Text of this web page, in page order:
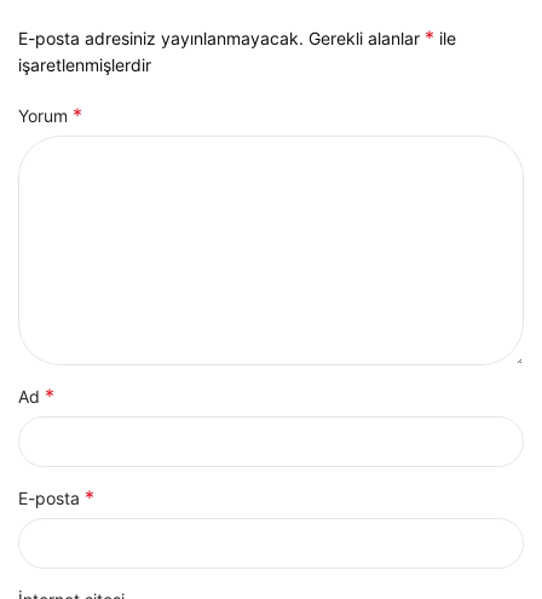
E-posta adresiniz yayınlanmayacak. Gerekli alanlar * ile
işaretlenmişlerdir
Yorum *
Ad *
E-posta *